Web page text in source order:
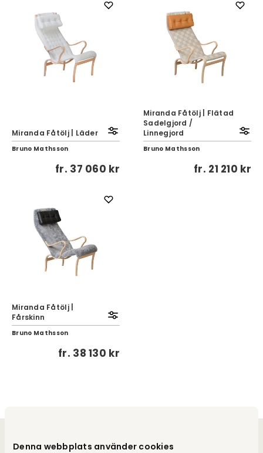
Denna webbplats använder cookies
Miranda Fåtölj | Läder
Bruno Mathsson
fr. 37 060 kr
Miranda Fåtölj | Flätad
Sadelgjord /
Linnegjord
Bruno Mathsson
fr. 21 210 kr
Miranda Fåtölj |
Fårskinn
Bruno Mathsson
fr. 38 130 kr
Välkommen till oss